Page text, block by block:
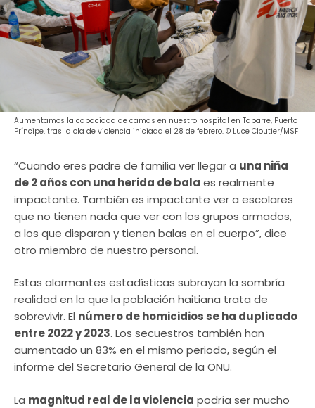
Aumentamos la capacidad de camas en nuestro hospital en Tabarre, Puerto
Príncipe, tras la ola de violencia iniciada el 28 de febrero. © Luce Cloutier/MSF
“Cuando eres padre de familia ver llegar a una niña
de 2 años con una herida de bala es realmente
impactante. También es impactante ver a escolares
que no tienen nada que ver con los grupos armados,
a los que disparan y tienen balas en el cuerpo”, dice
otro miembro de nuestro personal.
Estas alarmantes estadísticas subrayan la sombría
realidad en la que la población haitiana trata de
sobrevivir. El número de homicidios se ha duplicado
entre 2022 y 2023. Los secuestros también han
aumentado un 83% en el mismo periodo, según el
informe del Secretario General de la ONU.
La magnitud real de la violencia podría ser mucho